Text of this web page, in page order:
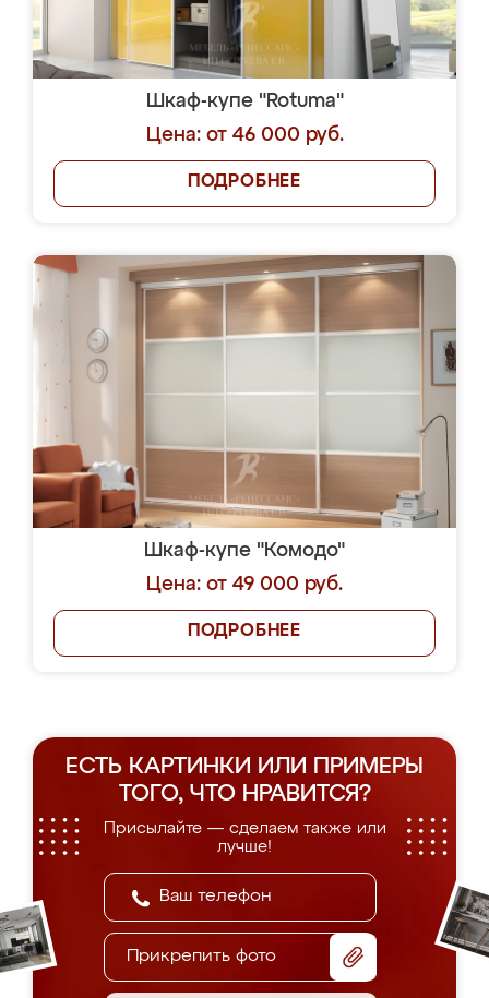
Шкаф-купе "Rotuma"
Цена: от 46 000 руб.
ПОДРОБНЕЕ
Шкаф-купе "Комодо"
Цена: от 49 000 руб.
ПОДРОБНЕЕ
ЕСТЬ КАРТИНКИ ИЛИ ПРИМЕРЫ
ТОГО, ЧТО НРАВИТСЯ?
Присылайте — сделаем также или
лучше!
Прикрепить фото